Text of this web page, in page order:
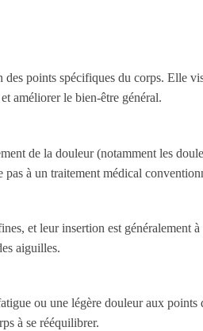
points spécifiques du corps. Elle
améliorer le bien-être général.
de la douleur (notamment les
à un traitement médical
et leur insertion est généralement à
aiguilles.
ou une légère douleur aux points
à se rééquilibrer.